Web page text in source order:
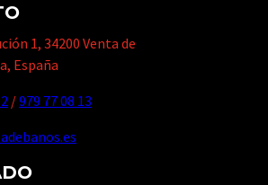
1, 34200 Venta de
España
/979 77 08 13